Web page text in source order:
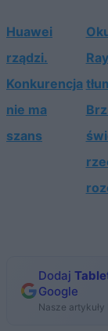
Huawei
rządzi.
Konkurencja
nie ma
szans
Dodaj
Google
Nasze